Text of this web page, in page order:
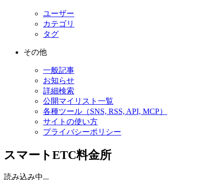
ユーザー
カテゴリ
タグ
その他
一般記事
お知らせ
詳細検索
公開マイリスト一覧
各種ツール（SNS, RSS, API, MCP）
サイトの使い方
プライバシーポリシー
スマートETC料金所
読み込み中...